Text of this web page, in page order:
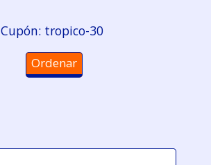
Cupón: tropico-30
Ordenar